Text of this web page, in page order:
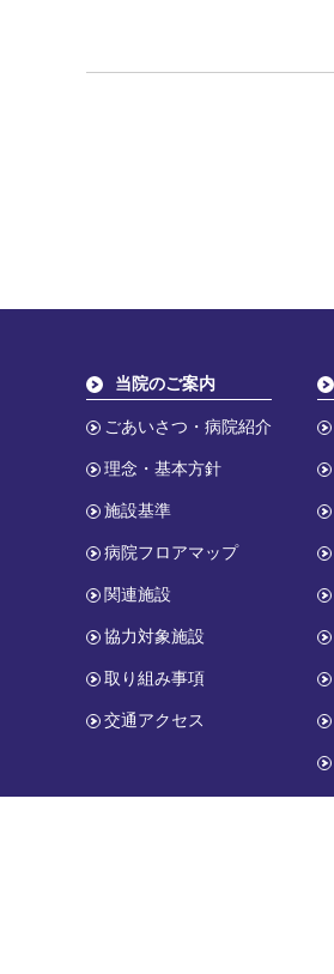
当院のご案内
ごあいさつ・病院紹介
理念・基本方針
施設基準
病院フロアマップ
関連施設
協力対象施設
取り組み事項
交通アクセス